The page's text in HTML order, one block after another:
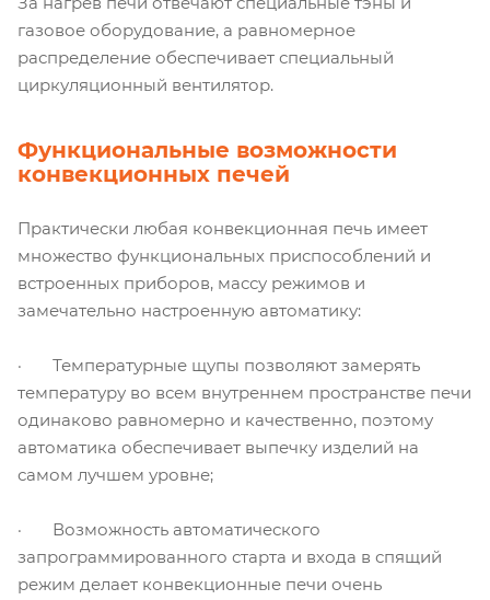
газовое оборудование, а равномерное
распределение обеспечивает специальный
циркуляционный вентилятор.
Функциональные возможности
конвекционных печей
Практически любая конвекционная печь имеет
множество функциональных приспособлений и
встроенных приборов, массу режимов и
замечательно настроенную автоматику:
· Температурные щупы позволяют замерять
температуру во всем внутреннем пространстве печи
одинаково равномерно и качественно, поэтому
автоматика обеспечивает выпечку изделий на
самом лучшем уровне;
· Возможность автоматического
запрограммированного старта и входа в спящий
режим делает конвекционные печи очень